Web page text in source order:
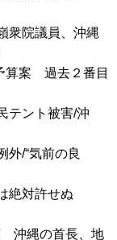
衆院議員、沖縄
算案 過去２番目
テント被害/沖
外/“気前の良
絶対許せぬ
沖縄の首長、地